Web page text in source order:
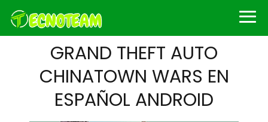
GRAND THEFT AUTO
CHINATOWN WARS EN
ESPAÑOL ANDROID